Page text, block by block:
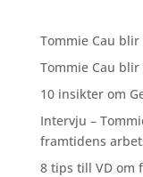
Tommie Cau
Tommie Cau
10 insikter om
Intervju –
framtidens
8 tips till VD om